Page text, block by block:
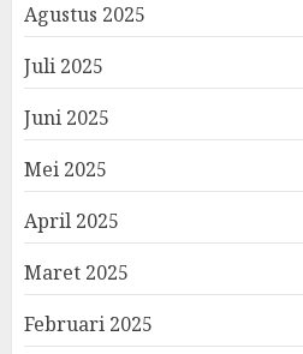
Agustus 2025
Juli 2025
Juni 2025
Mei 2025
April 2025
Maret 2025
Februari 2025